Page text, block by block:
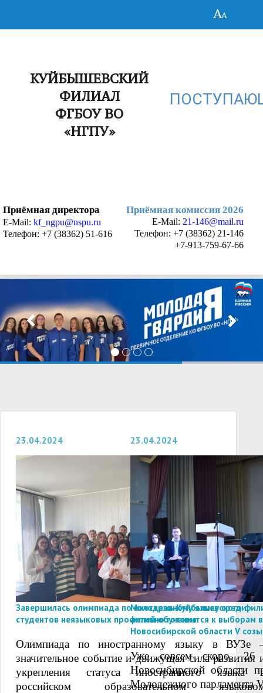
КУЙБЫШЕВСКИЙ
ФИЛИАЛ
ФГБОУ ВО
«НГПУ»
Приёмная директора
E-Mail: kf_ngpu@nspu.ru
Телефон: +7 (38362) 51-616
Приёмная комиссия 2026
E-Mail: 21-146@mail.ru
Телефон: +7 (38362) 21-146
+7-913-759-67-66
23.04.2024
Завершилась олимпиада по иностранному языку среди
студентов неязыковых профилей обучения
Олимпиада по иностранному языку в ВУЗе
значительное событие и движущая сила развития
укрепления статуса иностранного языка
российском образовательном
23.04.2024
Молодежь Куйбышевского
активно готовится к выборам
Новосибирской области V
Уже совсем скоро,
Новосибирской области
Молодежного парламента